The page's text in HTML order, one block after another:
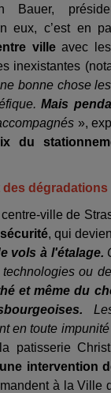
Bauer,
eux, c’est en
villeavec les
inexistantes
bonne chose
Mais
»,
du
des dégradations
ville de
, qui
vols à l'étalage.
ou
et même du
en toute impunité
patisserie
intervention
à la Ville